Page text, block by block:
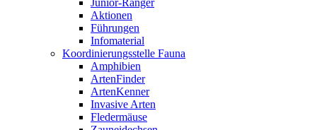
Junior-Ranger
Aktionen
Führungen
Infomaterial
Koordinierungsstelle Fauna
Amphibien
ArtenFinder
ArtenKenner
Invasive Arten
Fledermäuse